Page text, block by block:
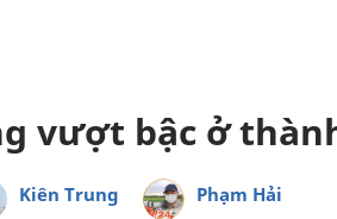
vượt bậc ở
Kiên Trung Phạm Hải